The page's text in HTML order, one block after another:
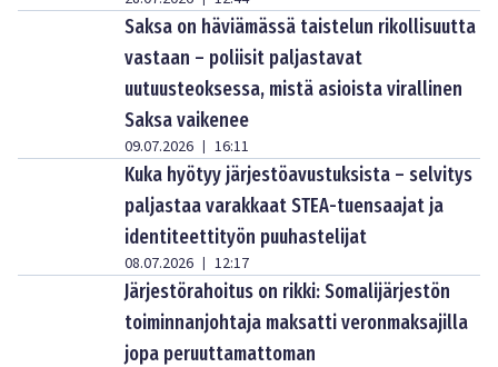
Saksa on häviämässä taistelun rikollisuutta
vastaan – poliisit paljastavat
uutuusteoksessa, mistä asioista virallinen
Saksa vaikenee
09.07.2026 | 16:11
Kuka hyötyy järjestöavustuksista – selvitys
paljastaa varakkaat STEA-tuensaajat ja
identiteettityön puuhastelijat
08.07.2026 | 12:17
Järjestörahoitus on rikki: Somalijärjestön
toiminnanjohtaja maksatti veronmaksajilla
jopa peruuttamattoman